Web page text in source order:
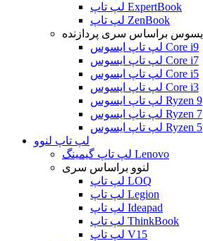
لپ تاپ ExpertBook
لپ تاپ ZenBook
ایسوس براساس سری پردازنده
لپ تاپ ایسوس Core i9
لپ تاپ ایسوس Core i7
لپ تاپ ایسوس Core i5
لپ تاپ ایسوس Core i3
لپ تاپ ایسوس Ryzen 9
لپ تاپ ایسوس Ryzen 7
لپ تاپ ایسوس Ryzen 5
لپ تاپ لنوو
لپ تاپ گیمینگ Lenovo
لنوو براساس سری
لپ تاپ LOQ
لپ تاپ Legion
لپ تاپ Ideapad
لپ تاپ ThinkBook
لپ تاپ V15